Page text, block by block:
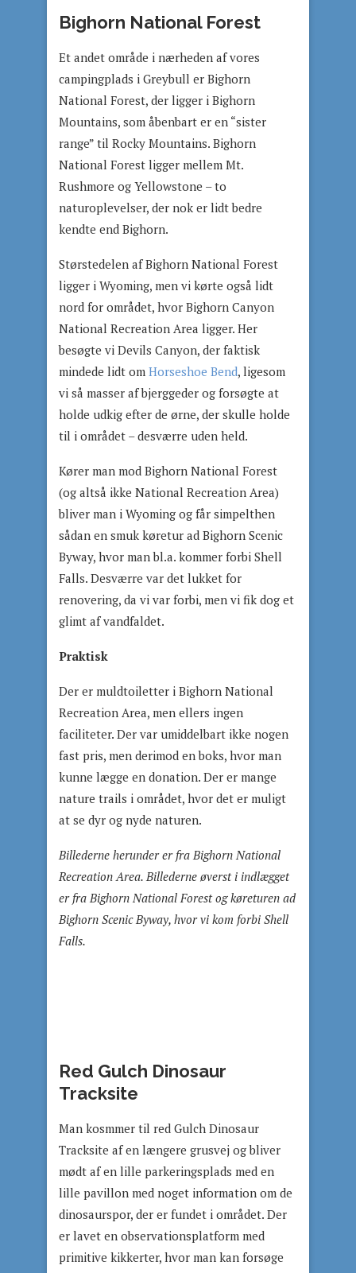
Bighorn National Forest
Et andet område i nærheden af vores
campingplads i Greybull er Bighorn
National Forest, der ligger i Bighorn
Mountains, som åbenbart er en “sister
range” til Rocky Mountains. Bighorn
National Forest ligger mellem Mt.
Rushmore og Yellowstone – to
naturoplevelser, der nok er lidt bedre
kendte end Bighorn.
Størstedelen af Bighorn National Forest
ligger i Wyoming, men vi kørte også lidt
nord for området, hvor Bighorn Canyon
National Recreation Area ligger. Her
besøgte vi Devils Canyon, der faktisk
mindede lidt om Horseshoe Bend, ligesom
vi så masser af bjerggeder og forsøgte at
holde udkig efter de ørne, der skulle holde
til i området – desværre uden held.
Kører man mod Bighorn National Forest
(og altså ikke National Recreation Area)
bliver man i Wyoming og får simpelthen
sådan en smuk køretur ad Bighorn Scenic
Byway, hvor man bl.a. kommer forbi Shell
Falls. Desværre var det lukket for
renovering, da vi var forbi, men vi fik dog et
glimt af vandfaldet.
Praktisk
Der er muldtoiletter i Bighorn National
Recreation Area, men ellers ingen
faciliteter. Der var umiddelbart ikke nogen
fast pris, men derimod en boks, hvor man
kunne lægge en donation. Der er mange
nature trails i området, hvor det er muligt
at se dyr og nyde naturen.
Billederne herunder er fra Bighorn National
Recreation Area. Billederne øverst i indlægget
er fra Bighorn National Forest og køreturen ad
Bighorn Scenic Byway, hvor vi kom forbi Shell
Falls.
Red Gulch Dinosaur
Tracksite
Man kosmmer til red Gulch Dinosaur
Tracksite af en længere grusvej og bliver
mødt af en lille parkeringsplads med en
lille pavillon med noget information om de
dinosaurspor, der er fundet i området. Der
er lavet en observationsplatform med
primitive kikkerter, hvor man kan forsøge